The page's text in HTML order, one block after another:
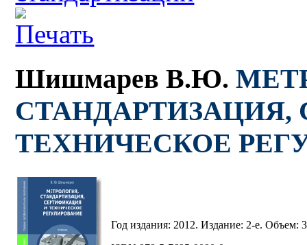
Шишмарев В.Ю.
ТЕХНИЧЕСКОЕ
Год издания: 2012. Издание: 2-е. Объем: